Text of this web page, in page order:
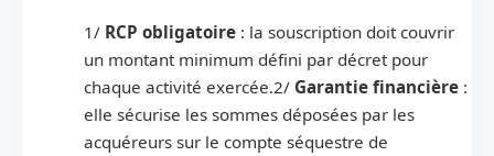
1/ RCP obligatoire : la souscription doit couvrir
un montant minimum défini par décret pour
chaque activité exercée.2/ Garantie financière :
elle sécurise les sommes déposées par les
acquéreurs sur le compte séquestre de